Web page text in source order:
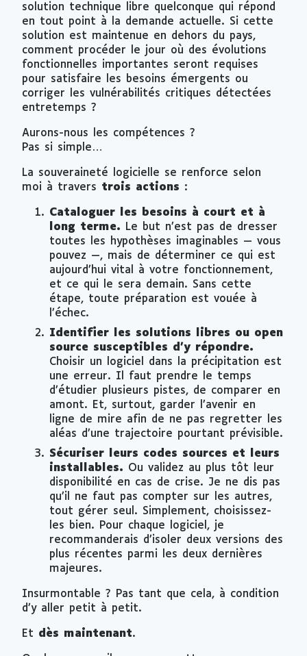
solution technique libre quelconque qui répond
en tout point à la demande actuelle. Si cette
solution est maintenue en dehors du pays,
comment procéder le jour où des évolutions
fonctionnelles importantes seront requises
pour satisfaire les besoins émergents ou
corriger les vulnérabilités critiques détectées
entretemps ?
Aurons-nous les compétences ?
Pas si simple…
La souveraineté logicielle se renforce selon
moi à travers trois actions :
Cataloguer les besoins à court et à
long terme. Le but n’est pas de dresser
toutes les hypothèses imaginables — vous
pouvez —, mais de déterminer ce qui est
aujourd’hui vital à votre fonctionnement,
et ce qui le sera demain. Sans cette
étape, toute préparation est vouée à
l’échec.
Identifier les solutions libres ou open
source susceptibles d’y répondre.
Choisir un logiciel dans la précipitation est
une erreur. Il faut prendre le temps
d’étudier plusieurs pistes, de comparer en
amont. Et, surtout, garder l’avenir en
ligne de mire afin de ne pas regretter les
aléas d’une trajectoire pourtant prévisible.
Sécuriser leurs codes sources et leurs
installables. Ou validez au plus tôt leur
disponibilité en cas de crise. Je ne dis pas
qu’il ne faut pas compter sur les autres,
tout gérer seul. Simplement, choisissez-
les bien. Pour chaque logiciel, je
recommanderais d’isoler deux versions des
plus récentes parmi les deux dernières
majeures.
Insurmontable ? Pas tant que cela, à condition
d’y aller petit à petit.
Et dès maintenant.